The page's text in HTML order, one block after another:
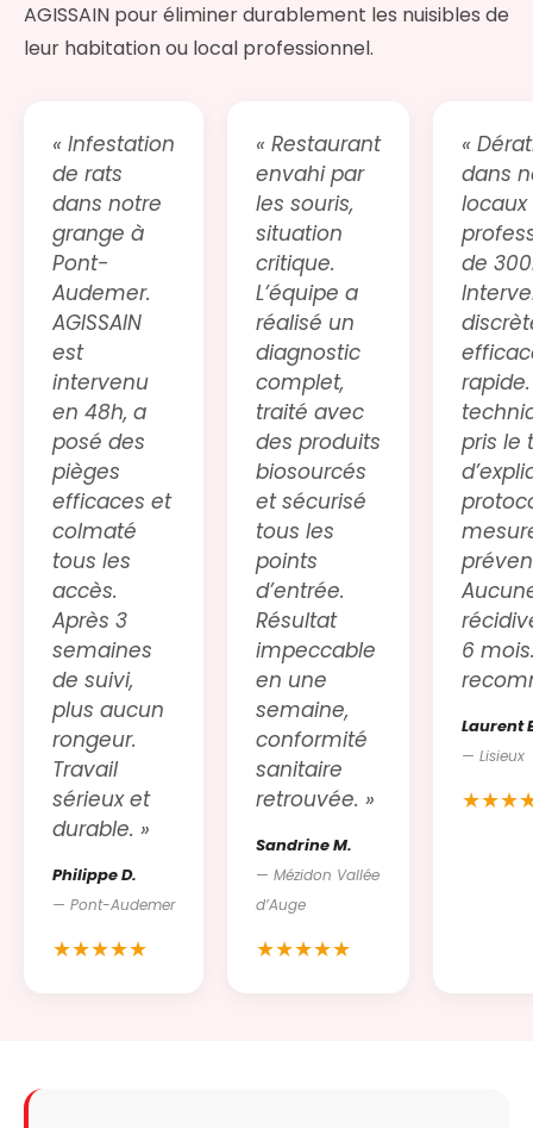
AGISSAIN pour éliminer durablement les nuisibles de
leur habitation ou local professionnel.
« Infestation
de rats
dans notre
grange à
Pont-
Audemer.
AGISSAIN
est
intervenu
en 48h, a
posé des
pièges
efficaces et
colmaté
tous les
accès.
Après 3
semaines
de suivi,
plus aucun
rongeur.
Travail
sérieux et
durable. »
Philippe D.
— Pont-Audemer
★★★★★
« Restaurant
envahi par
les souris,
situation
critique.
L’équipe a
réalisé un
diagnostic
complet,
traité avec
des produits
biosourcés
et sécurisé
tous les
points
d’entrée.
Résultat
impeccable
en une
semaine,
conformité
sanitaire
retrouvée. »
Sandrine M.
— Mézidon Vallée
d’Auge
★★★★★
«
dans
locaux
de
pris le
6
Laurent
— Lisieux